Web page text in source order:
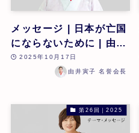
メッセージ | 日本が亡国
にならないために | 由井
寅子 | 第26回
2025年10月17日
由井寅子 名誉会長
第26回｜2025